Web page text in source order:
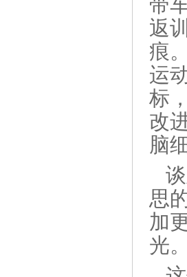
带
返
痕
运
标
改
脑
思
加
光